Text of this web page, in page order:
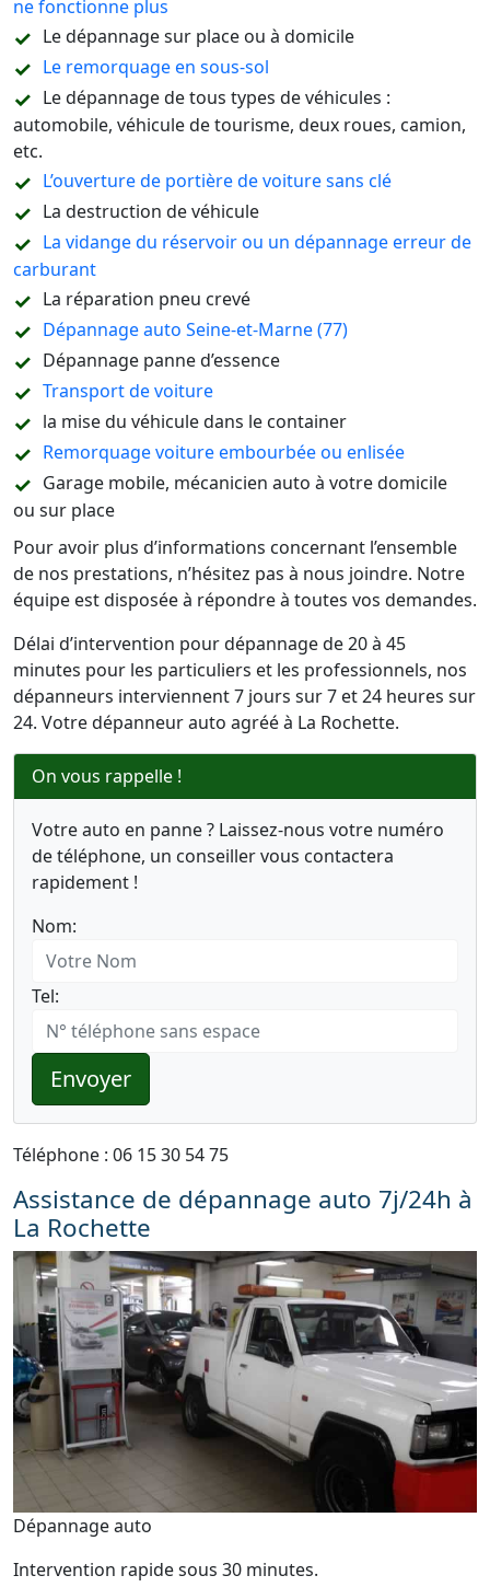
ne fonctionne plus
Le dépannage sur place ou à domicile
Le remorquage en sous-sol
Le dépannage de tous types de véhicules :
automobile, véhicule de tourisme, deux roues, camion,
etc.
L’ouverture de portière de voiture sans clé
La destruction de véhicule
La vidange du réservoir ou un dépannage erreur de
carburant
La réparation pneu crevé
Dépannage auto Seine-et-Marne (77)
Dépannage panne d’essence
Transport de voiture
la mise du véhicule dans le container
Remorquage voiture embourbée ou enlisée
Garage mobile, mécanicien auto à votre domicile
ou sur place
Pour avoir plus d’informations concernant l’ensemble
de nos prestations, n’hésitez pas à nous joindre. Notre
équipe est disposée à répondre à toutes vos demandes.
Délai d’intervention pour dépannage de 20 à 45
minutes pour les particuliers et les professionnels, nos
dépanneurs interviennent 7 jours sur 7 et 24 heures sur
24. Votre dépanneur auto agréé à La Rochette.
On vous rappelle !
Votre auto en panne ? Laissez-nous votre numéro
de téléphone, un conseiller vous contactera
rapidement !
Nom:
Tel:
Envoyer
Téléphone : 06 15 30 54 75
Assistance de dépannage auto 7j/24h à
La Rochette
Dépannage auto
Intervention rapide sous 30 minutes.